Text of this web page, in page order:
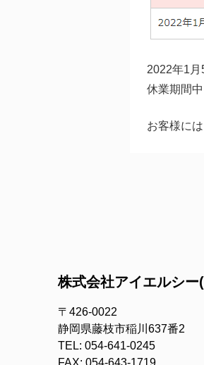
2022年1月
休業期間
お客様に
株式会社アイエルシー
〒426-0022
静岡県藤枝市稲川637番2
054-641-0245
054-643-1719